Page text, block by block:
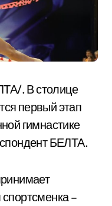
. В столице
первый этап
гимнастике
БЕЛТА.
–